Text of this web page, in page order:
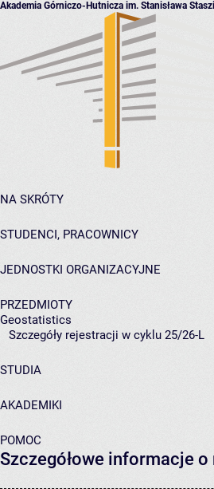
Akademia Górniczo-Hutnicza im. Stanisława
NA SKRÓTY
STUDENCI, PRACOWNICY
JEDNOSTKI ORGANIZACYJNE
PRZEDMIOTY
Geostatistics
Szczegóły rejestracji w cyklu 25/26-L
STUDIA
AKADEMIKI
POMOC
Szczegółowe informacje